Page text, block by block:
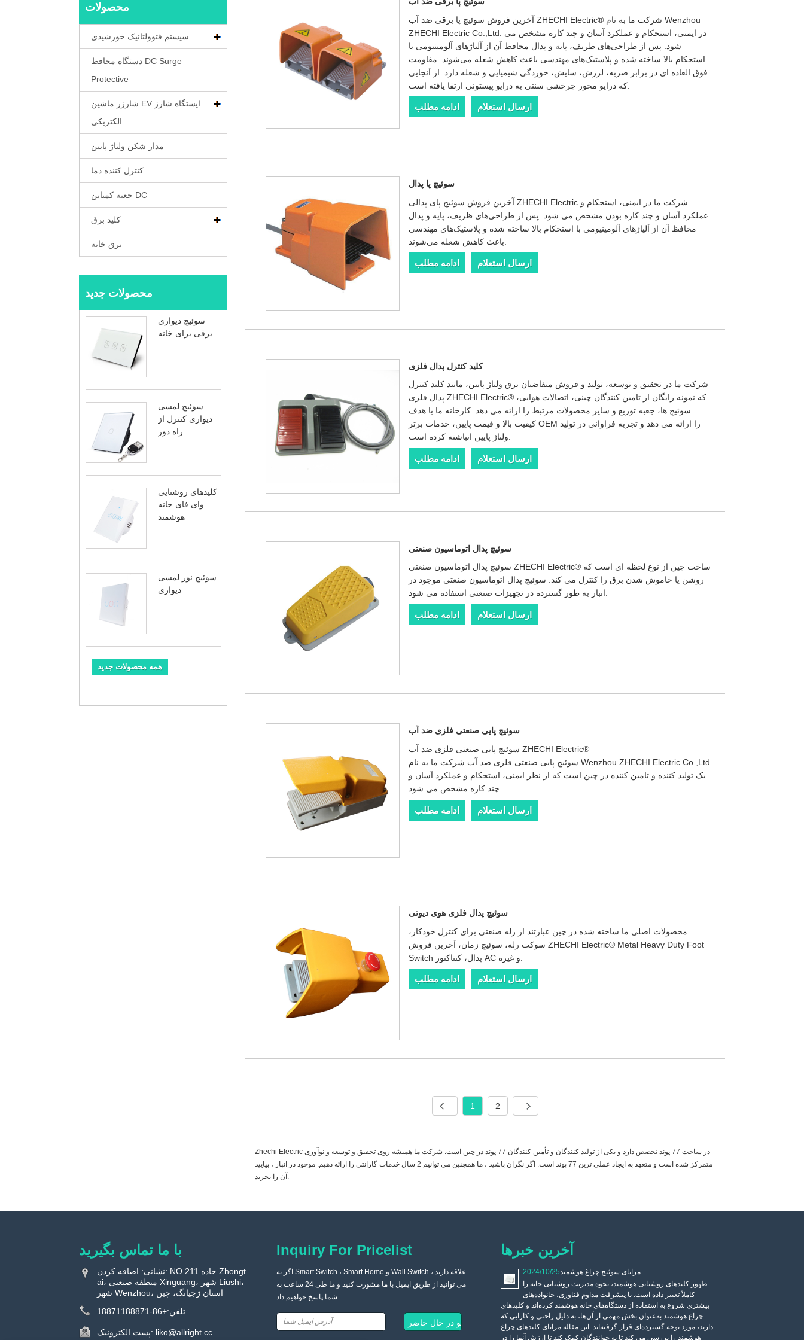
محصولات
سیستم فتوولتائیک خورشیدی
دستگاه محافظ DC Surge
Protective
شارژر ماشین EV ایستگاه شارژ
الکتریکی
مدار شکن ولتاژ پایین
کنترل کننده دما
جعبه کمباین DC
کلید برق
برق خانه
محصولات جدید
سوئیچ دیواری
برقی برای خانه
سوئیچ لمسی
دیواری کنترل از
راه دور
کلیدهای روشنایی
وای فای خانه
هوشمند
سوئیچ نور لمسی
دیواری
همه محصولات جدید
آخرین فروش سوئیچ پا برقی ضد آب ZHECHI Electric® شرکت ما به نام Wenzhou
ZHECHI Electric Co.,Ltd. در ایمنی، استحکام و عملکرد آسان و چند کاره مشخص می
شود. پس از طراحی‌های ظریف، پایه و پدال محافظ آن از آلیاژهای آلومینیومی با
استحکام بالا ساخته شده و پلاستیک‌های مهندسی باعث کاهش شعله می‌شوند. مقاومت
فوق العاده ای در برابر ضربه، لرزش، سایش، خوردگی شیمیایی و شعله دارد. از آنجایی
ادامه مطلب ارسال استعلام
سوئیچ پا پدال
آخرین فروش سوئیچ پای پدالی ZHECHI Electric شرکت ما در ایمنی، استحکام و
عملکرد آسان و چند کاره بودن مشخص می شود. پس از طراحی‌های ظریف، پایه و پدال
محافظ آن از آلیاژهای آلومینیومی با استحکام بالا ساخته شده و پلاستیک‌های مهندسی
ادامه مطلب ارسال استعلام
کلید کنترل پدال فلزی
شرکت ما در تحقیق و توسعه، تولید و فروش متقاضیان برق ولتاژ پایین، مانند کلید کنترل
پدال فلزی ZHECHI Electric® که نمونه رایگان از تامین کنندگان چینی، اتصالات هوایی،
سوئیچ ها، جعبه توزیع و سایر محصولات مرتبط را ارائه می دهد. کارخانه ما با هدف
کیفیت بالا و قیمت پایین، خدمات برتر OEM را ارائه می دهد و تجربه فراوانی در تولید
ولتاژ پایین انباشته کرده است.
ادامه مطلب ارسال استعلام
سوئیچ پدال اتوماسیون صنعتی
سوئیچ پدال اتوماسیون صنعتی ZHECHI Electric® ساخت چین از نوع لحظه ای است که
روشن یا خاموش شدن برق را کنترل می کند. سوئیچ پدال اتوماسیون صنعتی موجود در
ادامه مطلب ارسال استعلام
سوئیچ پایی صنعتی فلزی ضد آب
سوئیچ پایی صنعتی فلزی ضد آب ZHECHI Electric®
سوئیچ پایی صنعتی فلزی ضد آب شرکت ما به نام Wenzhou ZHECHI Electric Co.,Ltd.
یک تولید کننده و تامین کننده در چین است که از نظر ایمنی، استحکام و عملکرد آسان و
ادامه مطلب ارسال استعلام
سوئیچ پدال فلزی هوی دیوتی
محصولات اصلی ما ساخته شده در چین عبارتند از رله صنعتی برای کنترل خودکار،
سوکت رله، سوئیچ زمان، آخرین فروش ZHECHI Electric® Metal Heavy Duty Foot
ادامه مطلب ارسال استعلام
1 2
Zhechi Electric در ساخت 77 پوند تخصص دارد و یکی از تولید کنندگان و تأمین کنندگان 77 پوند در چین است. شرکت ما همیشه روی تحقیق و توسعه و نوآوری
متمرکز شده است و متعهد به ایجاد عملی ترین 77 پوند است. اگر نگران باشید ، ما همچنین می توانیم 2 سال خدمات گارانتی را ارائه دهیم. موجود در انبار ، بیایید
آن را بخرید.
با ما تماس بگیرید
نشانی: اضافه کردن: NO.211 جاده Zhongt
ai، منطقه صنعتی Xinguang، شهر Liushi،
شهر Wenzhou، استان ژجیانگ، چین
تلفن:+86-18871188871
پست الکترونیک: liko@allright.cc
Inquiry For Pricelist
اگر به Smart Switch ، Smart Home و Wall Switch علاقه دارید ،
می توانید از طریق ایمیل با ما مشورت کنید و ما طی 24 ساعت به
شما پاسخ خواهیم داد.
آخرین خبرها
وقتی خانه من بازسازی می شود، چرا یک سوئیچ معمولی نصب
نکردم، بلکه یک سوئیچ صوتی هوشمند را انتخاب کردم؟
2021/09/03
هوشمند روز به روز محبوب تر می شوند. بسیاری از محصولات خانه
هوشمند از زندگی ما جدا نیستند و راحتی زیادی را برای زندگی روزمره
مزایای سوئیچ چراغ هوشمند2024/10/25
ظهور کلیدهای روشنایی هوشمند، نحوه مدیریت روشنایی خانه را
کاملاً تغییر داده است. با پیشرفت مداوم فناوری، خانواده‌های
بیشتری شروع به استفاده از دستگاه‌های خانه هوشمند کرده‌اند و کلیدهای
چراغ هوشمند به‌عنوان بخش مهمی از آن‌ها، به دلیل راحتی و کارایی که
دارند، مورد توجه گسترده‌ای قرار گرفته‌اند. این مقاله مزایای کلیدهای چراغ
هوشمند را بررسی می کند تا به خوانندگان کمک کند تا ارزش آنها را در